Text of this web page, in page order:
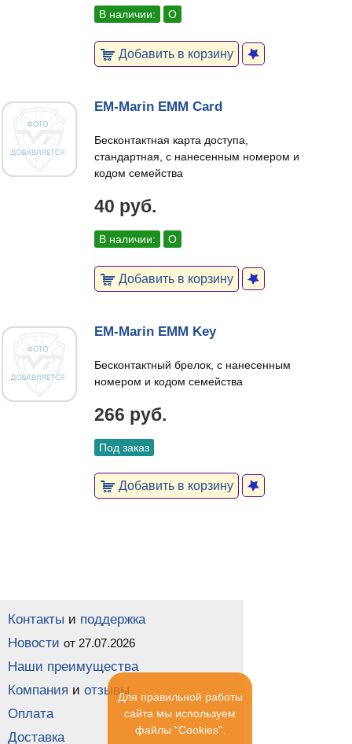
В наличии: О
Добавить в корзину
EM-Marin EMM Card
Бесконтактная карта доступа,
стандартная, с нанесенным номером и
кодом семейства
40 руб.
В наличии: О
Добавить в корзину
EM-Marin EMM Key
Бесконтактный брелок, с нанесенным
номером и кодом семейства
266 руб.
Под заказ
Добавить в корзину
Контакты и поддержка
Новости от 27.07.2026
Наши преимущества
Компания и отзывы
Оплата
Доставка
Для правильной работы
сайта мы используем
файлы "Cookies".